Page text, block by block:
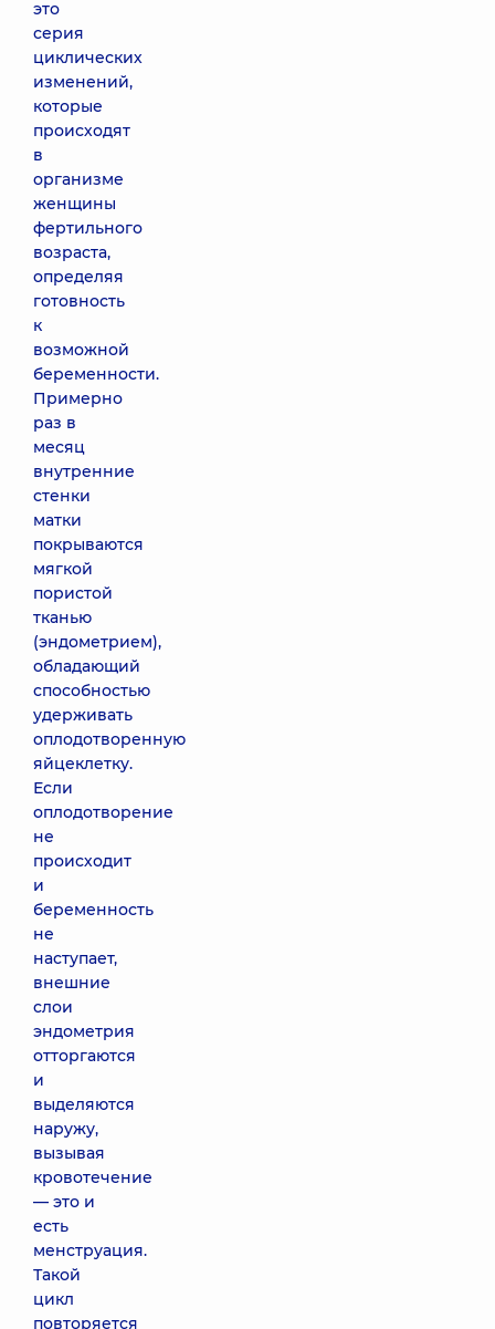
это
серия
циклических
изменений,
которые
происходят
в
организме
женщины
фертильного
возраста,
определяя
готовность
к
возможной
беременности.
Примерно
раз в
месяц
внутренние
стенки
матки
покрываются
мягкой
пористой
тканью
(эндометрием),
обладающий
способностью
удерживать
оплодотворенную
яйцеклетку.
Если
оплодотворение
не
происходит
и
беременность
не
наступает,
внешние
слои
эндометрия
отторгаются
и
выделяются
наружу,
вызывая
кровотечение
— это и
есть
менструация.
Такой
цикл
повторяется